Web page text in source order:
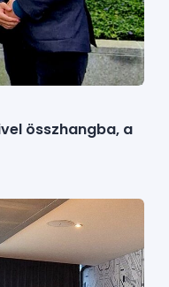
összhangba, a